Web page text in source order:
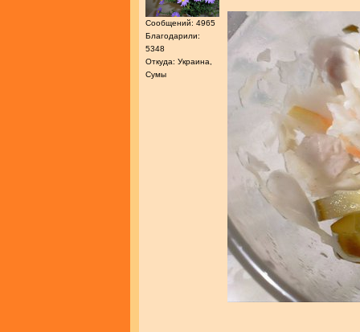
Сообщений: 4965
Благодарили:
5348
Откуда: Украина,
Сумы